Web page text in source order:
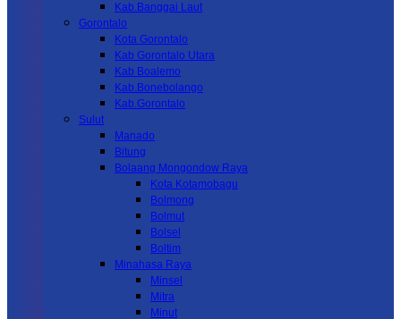
Kab.Banggai Laut
Gorontalo
Kota Gorontalo
Kab Gorontalo Utara
Kab Boalemo
Kab.Bonebolango
Kab.Gorontalo
Sulut
Manado
Bitung
Bolaang Mongondow Raya
Kota Kotamobagu
Bolmong
Bolmut
Bolsel
Boltim
Minahasa Raya
Minsel
Mitra
Minut